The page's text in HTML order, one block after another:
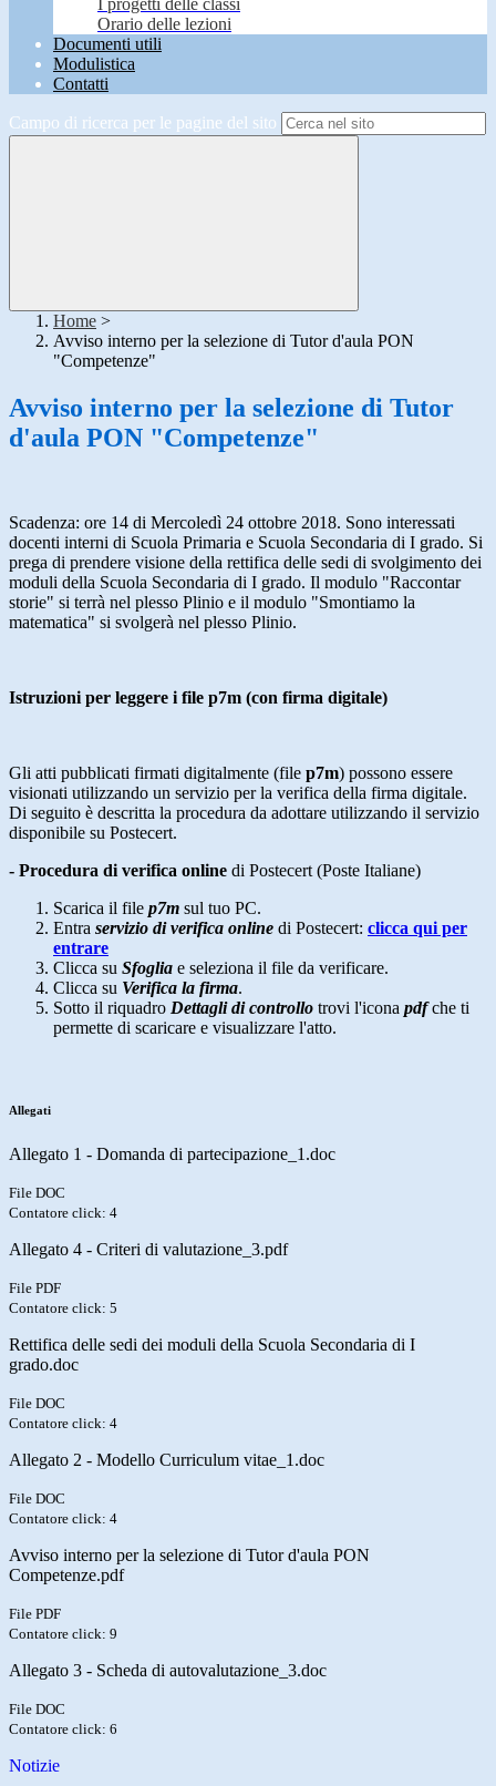
I progetti delle classi
Orario delle lezioni
Documenti utili
Modulistica
Contatti
Campo di ricerca per le pagine del sito
Home >
Avviso interno per la selezione di Tutor d'aula PON
"Competenze"
Avviso interno per la selezione di Tutor
d'aula PON "Competenze"
Scadenza: ore 14 di Mercoledì 24 ottobre 2018. Sono interessati
docenti interni di Scuola Primaria e Scuola Secondaria di I grado. Si
prega di prendere visione della rettifica delle sedi di svolgimento dei
moduli della Scuola Secondaria di I grado. Il modulo "Raccontar
storie" si terrà nel plesso Plinio e il modulo "Smontiamo la
matematica" si svolgerà nel plesso Plinio.
Istruzioni per leggere i file p7m (con firma digitale)
Gli atti pubblicati firmati digitalmente (file p7m) possono essere
visionati utilizzando un servizio per la verifica della firma digitale.
Di seguito è descritta la procedura da adottare utilizzando il servizio
disponibile su Postecert.
- Procedura di verifica online di Postecert (Poste Italiane)
Scarica il file p7m sul tuo PC.
Entra servizio di verifica online di Postecert: clicca qui per
entrare
Clicca su Sfoglia e seleziona il file da verificare.
Clicca su Verifica la firma.
Sotto il riquadro Dettagli di controllo trovi l'icona pdf che ti
permette di scaricare e visualizzare l'atto.
Allegati
Allegato 1 - Domanda di partecipazione_1.doc
File DOC
Contatore click: 4
Allegato 4 - Criteri di valutazione_3.pdf
File PDF
Contatore click: 5
Rettifica delle sedi dei moduli della Scuola Secondaria di I
grado.doc
File DOC
Contatore click: 4
Allegato 2 - Modello Curriculum vitae_1.doc
File DOC
Contatore click: 4
Avviso interno per la selezione di Tutor d'aula PON
Competenze.pdf
File PDF
Contatore click: 9
Allegato 3 - Scheda di autovalutazione_3.doc
File DOC
Contatore click: 6
Notizie